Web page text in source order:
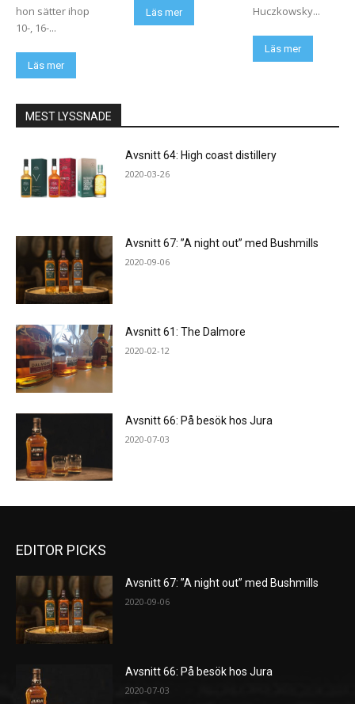
hon sätter ihop
10-, 16-...
Läs mer
Läs mer
Huczkowsky...
Läs mer
MEST LYSSNADE
Avsnitt 64: High coast distillery
2020-03-26
Avsnitt 67: ”A night out” med Bushmills
2020-09-06
Avsnitt 61: The Dalmore
2020-02-12
Avsnitt 66: På besök hos Jura
2020-07-03
EDITOR PICKS
Avsnitt 67: ”A night out” med Bushmills
2020-09-06
Avsnitt 66: På besök hos Jura
2020-07-03